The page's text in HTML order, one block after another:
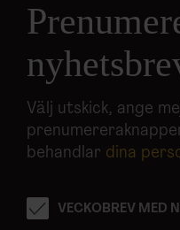
Välj utskick, ange
behandlar dina
VECKOBREV MED